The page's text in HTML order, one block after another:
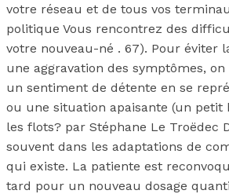
votre réseau et de tous vos
politique Vous rencontrez des
votre nouveau-né . 67). Pour éviter
une aggravation des symptômes,
un sentiment de détente en se
ou une situation apaisante (un petit
les flots? par Stéphane Le Troëdec
souvent dans les adaptations de
qui existe. La patiente est
tard pour un nouveau dosage